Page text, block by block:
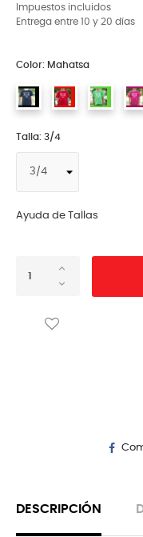
Impuestos incluidos
Entrega entre 10 y 20 días
Color: Mahatsa
Talla: 3/4
Ayuda de Tallas
DESCRIPCIÓN